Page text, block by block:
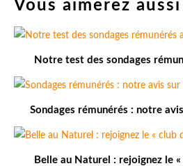
Vous aimerez aussi
Notre test des sondages
Sondages rémunérés : notre
Belle au Naturel : rejoignez le